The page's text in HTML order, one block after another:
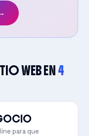
WEB EN4
para que